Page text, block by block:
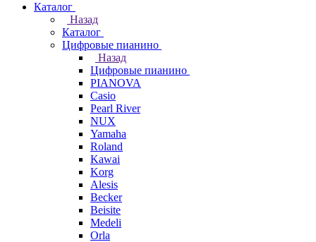
Каталог
Назад
Каталог
Цифровые пианино
Назад
Цифровые пианино
PIANOVA
Casio
Pearl River
NUX
Yamaha
Roland
Kawai
Korg
Alesis
Becker
Beisite
Medeli
Orla